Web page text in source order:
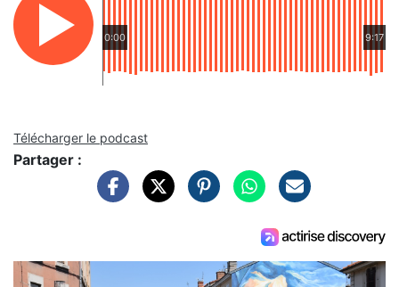
0:00 9:17
Télécharger le podcast
Partager :